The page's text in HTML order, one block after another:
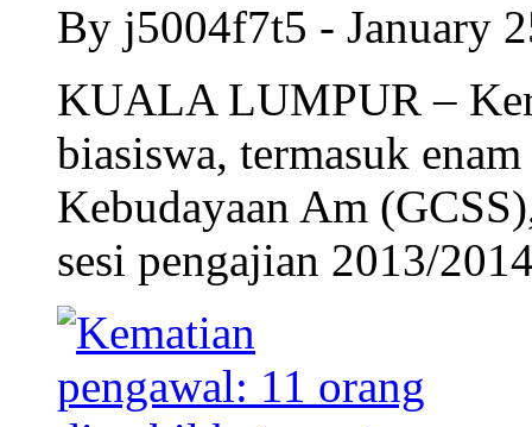
By j5004f7t5 - January
KUALA LUMPUR –
biasiswa, termasuk
Kebudayaan Am
sesi pengajian 2013/